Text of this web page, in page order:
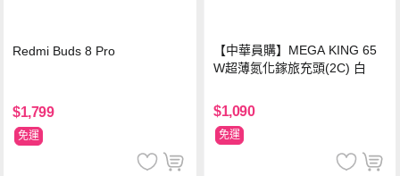
Redmi Buds 8 Pro
$1,799
免運
【中華員購】MEGA KING 65
W超薄氮化鎵旅充頭(2C) 白
$1,090
免運